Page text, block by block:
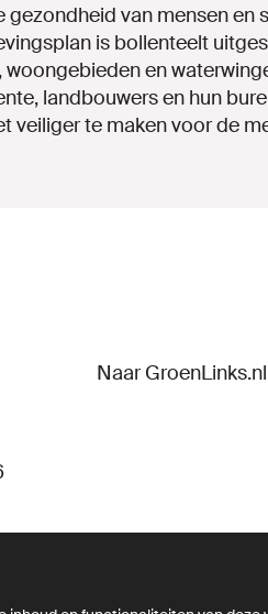
van mensen en
is bollenteelt
en
landbouwers en hun
veiliger te maken voor de
Naar GroenLinks.nl